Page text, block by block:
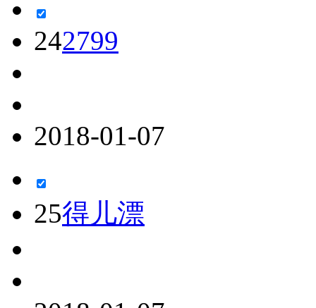
242799
2018-01-07
25得儿漂